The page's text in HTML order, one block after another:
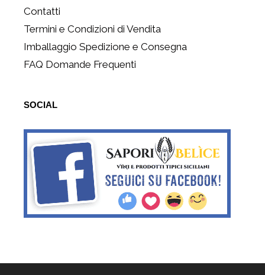
Contatti
Termini e Condizioni di Vendita
Imballaggio Spedizione e Consegna
FAQ Domande Frequenti
SOCIAL